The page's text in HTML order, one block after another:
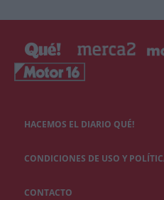
HACEMOS EL DIARIO QUÉ!
CONDICIONES DE USO Y
CONTACTO